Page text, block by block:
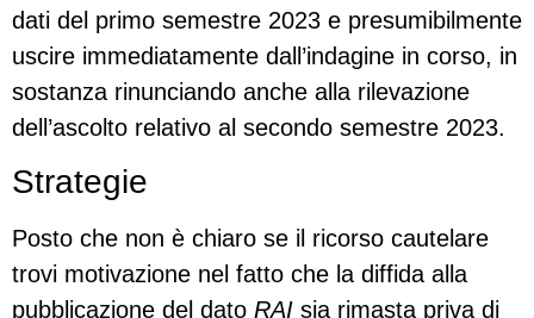
dati del primo semestre 2023 e presumibilmente
uscire immediatamente dall’indagine in corso, in
sostanza rinunciando anche alla rilevazione
dell’ascolto relativo al secondo semestre 2023.
Strategie
Posto che non è chiaro se il ricorso cautelare
trovi motivazione nel fatto che la diffida alla
pubblicazione del dato RAI sia rimasta priva di